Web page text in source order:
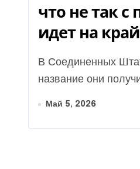
что не так
идет на
В Соединенных Штатах промежуточные выборы проводятся каждые четыре года. Свое
название они
Май 5, 2026